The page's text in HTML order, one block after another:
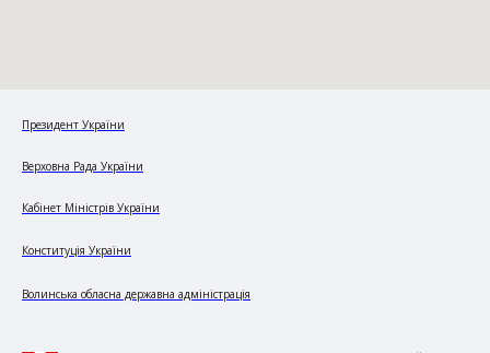
Президент України
Верховна Рада України
Кабінет Міністрів України
Конституція України
Волинська обласна державна адміністрація